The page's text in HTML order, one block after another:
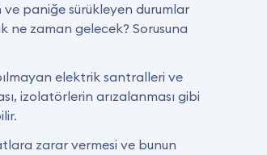
ve paniğe sürükleyen durumlar
ne zaman gelecek? Sorusuna
elektrik santralleri ve
izolatörlerin arızalanması gibi
zarar vermesi ve bunun